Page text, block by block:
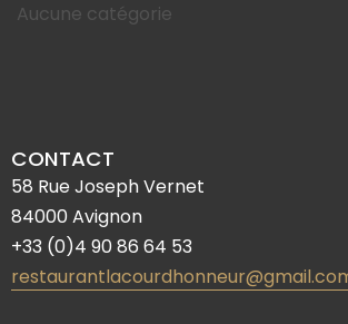
Aucune catégorie
CONTACT
58 Rue Joseph Vernet
84000 Avignon
+33 (0)4 90 86 64 53